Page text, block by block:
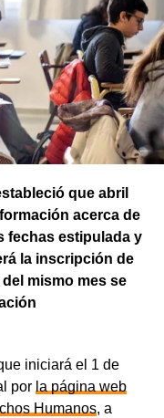
que abril
acerca de
fechas estipulada y
la inscripción de
mismo mes se
iniciará el 1 de
por la página web
Humanos, a